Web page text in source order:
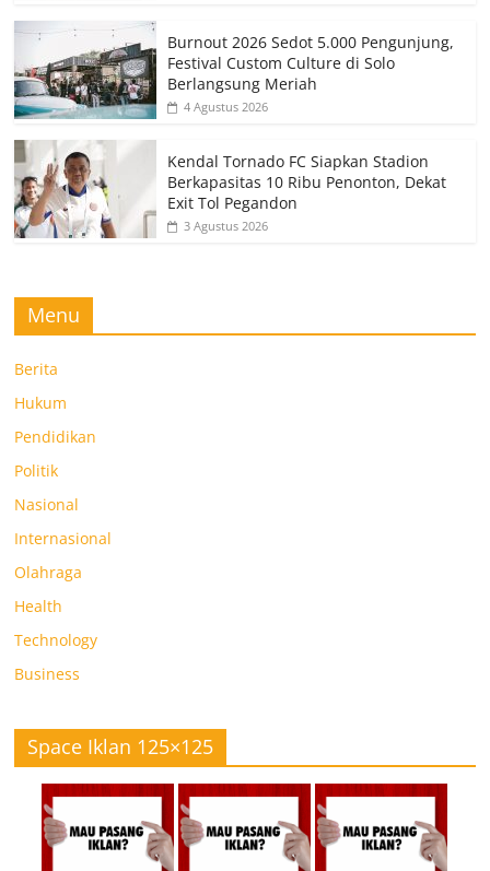
Burnout 2026 Sedot 5.000 Pengunjung,
Festival Custom Culture di Solo
Berlangsung Meriah
4 Agustus 2026
Kendal Tornado FC Siapkan Stadion
Berkapasitas 10 Ribu Penonton, Dekat
Exit Tol Pegandon
3 Agustus 2026
Menu
Berita
Hukum
Pendidikan
Politik
Nasional
Internasional
Olahraga
Health
Technology
Business
Space Iklan 125×125